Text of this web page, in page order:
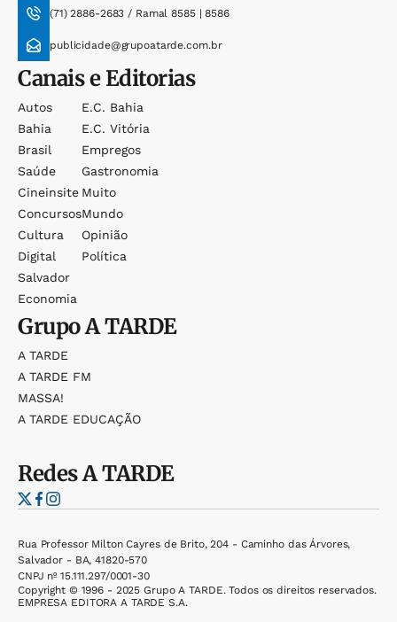
(71) 2886-2683 / Ramal 8585 | 8586
publicidade@grupoatarde.com.br
Canais e Editorias
Autos
Bahia
Brasil
Saúde
Cineinsite
Concursos
Cultura
Digital
Salvador
Economia
E.c. Bahia
E.c. Vitória
Empregos
Gastronomia
Muito
Mundo
Opinião
Política
GrupoA TARDE
A TARDE
A TARDE FM
MASSA!
A TARDE EDUCAÇÃO
RedesA TARDE
Rua Professor Milton Cayres de Brito, 204 - Caminho das Árvores,
Salvador - BA, 41820-570
CNPJ nº 15.111.297/0001-30
Copyright © 1996 - 2025 Grupo A TARDE. Todos os direitos reservados.
EMPRESA EDITORA A TARDE S.A.